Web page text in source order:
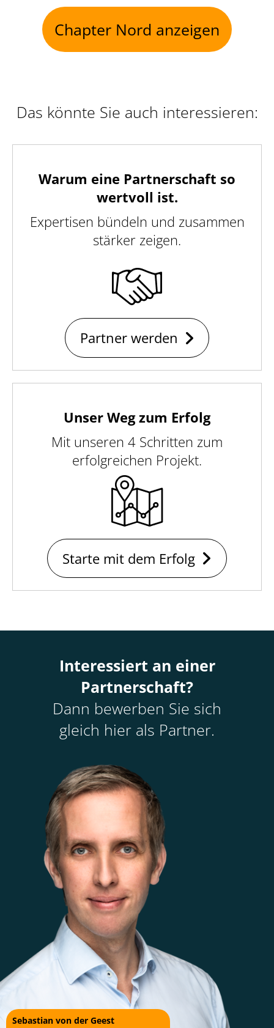
Chapter Nord anzeigen
Das könnte Sie auch interessieren:
Warum eine Partnerschaft so
wertvoll ist.
Expertisen bündeln und zusammen
stärker zeigen.
Partner werden
Unser Weg zum Erfolg
Mit unseren 4 Schritten zum
erfolgreichen Projekt.
Starte mit dem Erfolg
Interessiert an einer
Partnerschaft?
Dann bewerben Sie sich
gleich hier als Partner.
Sebastian von der Geest